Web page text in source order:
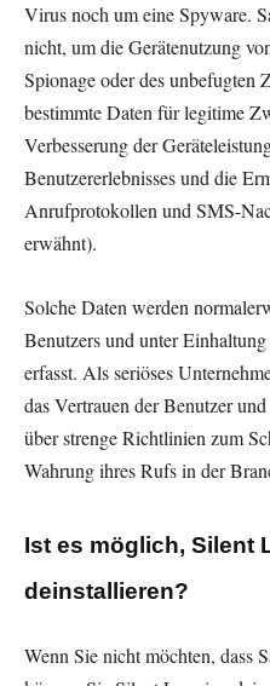
Virus noch um eine Spyware.
nicht, um die Gerätenutzung
Spionage oder des unbefugten
bestimmte Daten für legitime
Verbesserung der
Benutzererlebnisses und die
Anrufprotokollen und SMS-
erwähnt).
Solche Daten werden
Benutzers und unter
erfasst. Als seriöses
das Vertrauen der Benutzer
über strenge Richtlinien zum
Wahrung ihres Rufs in der
Ist es möglich, Silent
deinstallieren?
Wenn Sie nicht möchten, dass